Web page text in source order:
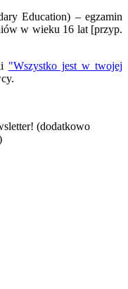
Education) – egzamin
w wieku 16 lat [przyp.
"Wszystko jest w twojej
(dodatkowo